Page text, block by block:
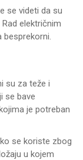
se videti da su
Rad električnim
besprekorni.
su za teže i
se bave
je potreban
se koriste zbog
u kojem